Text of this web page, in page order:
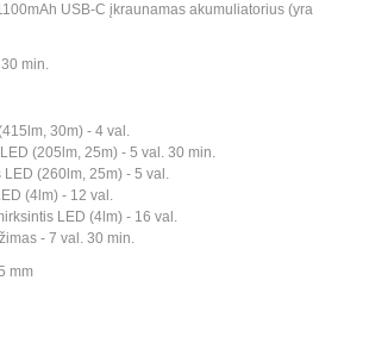
USB-C įkraunamas akumuliatorius (yra
min.
30m) - 4 val.
(205lm, 25m) - 5 val. 30 min.
LED (260lm, 25m) - 5 val.
(4lm) - 12 val.
LED (4lm) - 16 val.
- 7 val. 30 min.
mm